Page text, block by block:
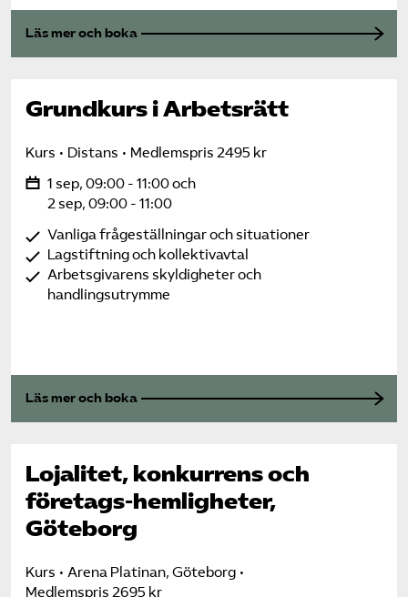
Läs mer och boka
Grundkurs i Arbetsrätt
Kurs Distans
Medlemspris 2495 kr
1 sep, 09:00 - 11:00 och
2 sep, 09:00 - 11:00
Vanliga frågeställningar och situationer
Lagstiftning och kollektivavtal
Arbetsgivarens skyldigheter och
handlingsutrymme
Läs mer och boka
Lojalitet, konkurrens och
företags-hemligheter,
Göteborg
Kurs
Arena Platinan, Göteborg
Medlemspris 2695 kr